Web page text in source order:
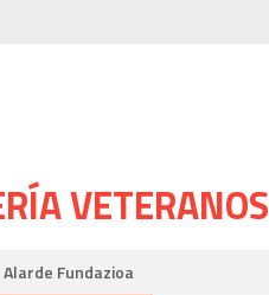
VETERANOS
Alarde Fundazioa